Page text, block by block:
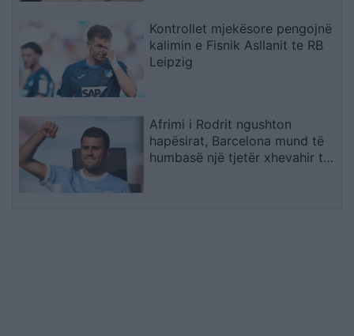
Kontrollet mjekësore pengojnë
kalimin e Fisnik Asllanit te RB
Leipzig
Afrimi i Rodrit ngushton
hapësirat, Barcelona mund të
humbasë një tjetër xhevahir të